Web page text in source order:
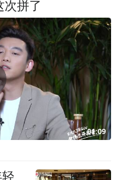
次拼了
01:09